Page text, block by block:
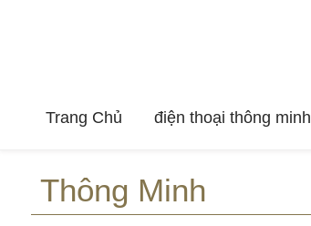
Trang Chủ điện thoại thông minh
Thông Minh